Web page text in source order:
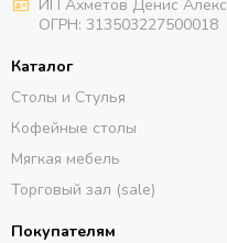
ИП Ахметов Денис
ОГРН: 313503227500018
Каталог
Столы и Стулья
Кофейные столы
Мягкая мебель
Торговый зал (sale)
Покупателям